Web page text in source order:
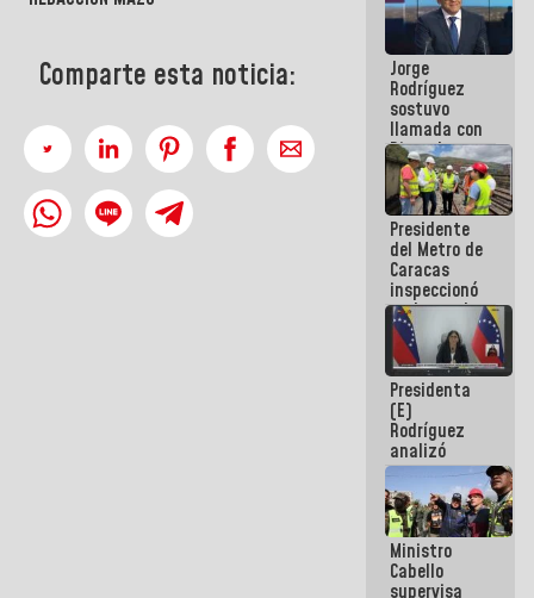
Comparte esta noticia:
"Héroe de
Venezuela"
a servidores
públicos
Jorge
Rodríguez
sostuvo
llamada con
Dinorah
Figuera y
acuerdan
primer
encuentro
presencial
para el
diálogo
Presidente
del Metro de
Caracas
inspeccionó
trabajos de
rehabilitación
y
modernización
de la vía
férrea
Presidenta
(E)
Rodríguez
analizó
junto a
gobernadores
planes de
recuperación
del Sistema
Eléctrico
Ministro
Cabello
supervisa